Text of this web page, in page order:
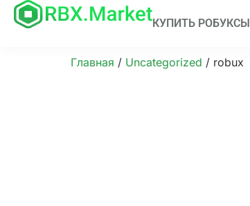
КУПИТЬ РОБУКСЫ
Главная / Uncategorized / robux